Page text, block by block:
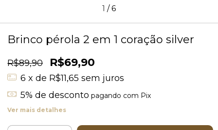
1 /6
Brinco pérola 2 em 1 coração silver
R$89,90 R$69,90
6 x de R$11,65 sem juros
5% de desconto pagando com Pix
Ver mais detalhes